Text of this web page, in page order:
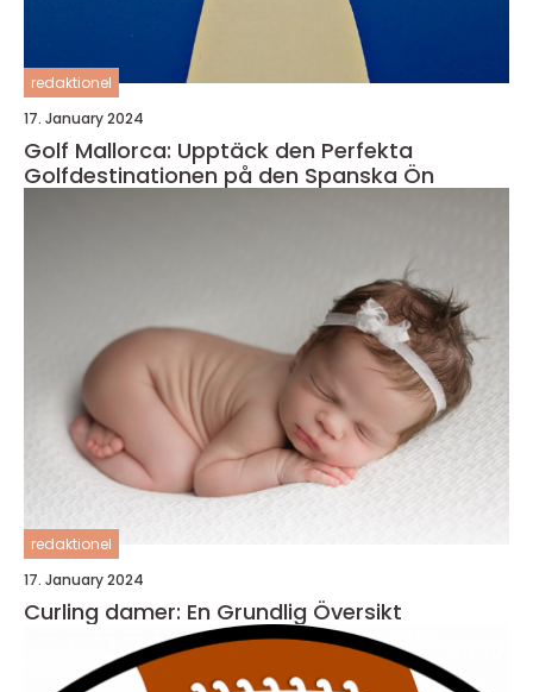
redaktionel
17. January 2024
Golf Mallorca: Upptäck den Perfekta
Golfdestinationen på den Spanska Ön
redaktionel
17. January 2024
Curling damer: En Grundlig Översikt